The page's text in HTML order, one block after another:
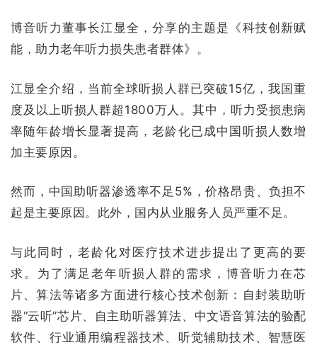
博音听力董事长江显全，分享的主题是《科技创新赋
能，助力老年听力损失患者群体》。
江显全介绍，当前全球听损人群已突破15亿，我国重
度及以上听损人群超1800万人。其中，听力受损患病
率随年龄增长显著提高，老龄化已成中国听损人数增
加主要原因。
然而，中国助听器渗透率不足5%，价格昂贵、负担不
起是主要原因。此外，国内从业服务人员严重不足。
与此同时，老龄化对医疗技术进步提出了更高的要
求。为了满足老年听损人群的需求，博音听力在芯
片、算法等诸多方面进行核心技术创新：自封装助听
器“云听”芯片、自主助听器算法、中文语音算法的验配
软件、行业通用编程器技术、听觉辅助技术、智慧医